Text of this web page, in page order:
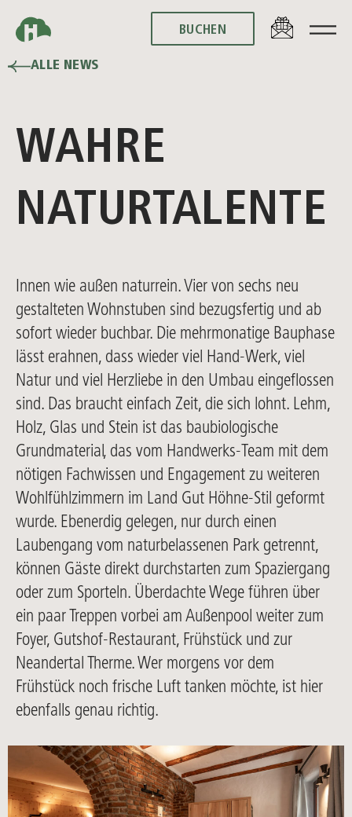
BUCHEN
BUCHEN
ALLE NEWS
WAHRE
NATURTALENTE
Innen wie außen naturrein. Vier von sechs neu
gestalteten Wohnstuben sind bezugsfertig und ab
sofort wieder buchbar. Die mehrmonatige Bauphase
lässt erahnen, dass wieder viel Hand-Werk, viel
Natur und viel Herzliebe in den Umbau eingeflossen
sind. Das braucht einfach Zeit, die sich lohnt. Lehm,
Holz, Glas und Stein ist das baubiologische
Grundmaterial, das vom Handwerks-Team mit dem
nötigen Fachwissen und Engagement zu weiteren
Wohlfühlzimmern im Land Gut Höhne-Stil geformt
wurde. Ebenerdig gelegen, nur durch einen
Laubengang vom naturbelassenen Park getrennt,
können Gäste direkt durchstarten zum Spaziergang
oder zum Sporteln. Überdachte Wege führen über
ein paar Treppen vorbei am Außenpool weiter zum
Foyer, Gutshof-Restaurant, Frühstück und zur
Neandertal Therme. Wer morgens vor dem
Frühstück noch frische Luft tanken möchte, ist hier
ebenfalls genau richtig.